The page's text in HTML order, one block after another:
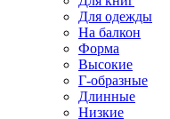
Для одежды
На балкон
Форма
Высокие
Г-образные
Длинные
Низкие